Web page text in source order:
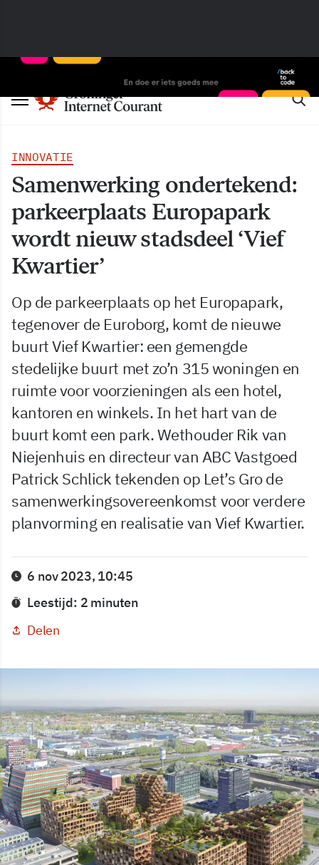
INNOVATIE
Samenwerking ondertekend:
parkeerplaats Europapark
wordt nieuw stadsdeel ‘Vief
Kwartier’
Op de parkeerplaats op het Europapark,
tegenover de Euroborg, komt de nieuwe
buurt Vief Kwartier: een gemengde
stedelijke buurt met zo’n 315 woningen en
ruimte voor voorzieningen als een hotel,
kantoren en winkels. In het hart van de
buurt komt een park. Wethouder Rik van
Niejenhuis en directeur van ABC Vastgoed
Patrick Schlick tekenden op Let’s Gro de
samenwerkingsovereenkomst voor verdere
planvorming en realisatie van Vief Kwartier.
6 nov 2023, 10:45
Leestijd: 2 minuten
Delen